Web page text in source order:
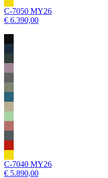
C-7050 MY26
€ 6.390,00
C-7040 MY26
€ 5.890,00